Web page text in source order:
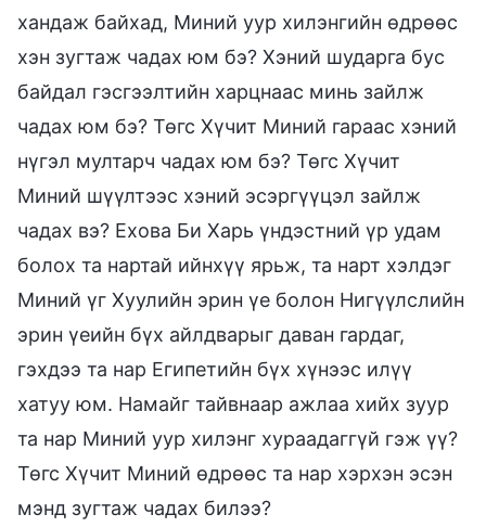
хандаж байхад, Миний уур хилэнгийн өдрөөс
хэн зугтаж чадах юм бэ? Хэний шударга бус
байдал гэсгээлтийн харцнаас минь зайлж
чадах юм бэ? Төгс Хүчит Миний гараас хэний
нүгэл мултарч чадах юм бэ? Төгс Хүчит
Миний шүүлтээс хэний эсэргүүцэл зайлж
чадах вэ? Ехова Би Харь үндэстний үр удам
болох та нартай ийнхүү ярьж, та нарт хэлдэг
Миний үг Хуулийн эрин үе болон Нигүүлслийн
эрин үеийн бүх айлдварыг даван гардаг,
гэхдээ та нар Египетийн бүх хүнээс илүү
хатуу юм. Намайг тайвнаар ажлаа хийх зуур
та нар Миний уур хилэнг хураадаггүй гэж үү?
Төгс Хүчит Миний өдрөөс та нар хэрхэн эсэн
мэнд зугтаж чадах билээ?